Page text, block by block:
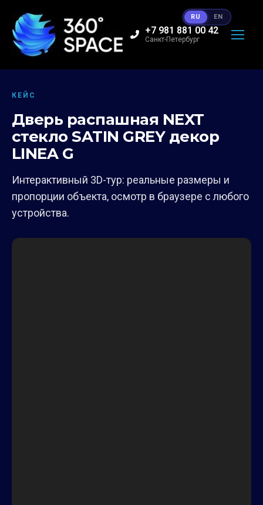
+7 981 881 00 42
Санкт-Петербург
КЕЙС
Дверь распашная NEXT
стекло SATIN GREY декор
LINEA G
Интерактивный 3D-тур: реальные размеры и
пропорции объекта, осмотр в браузере с любого
устройства.
RU EN